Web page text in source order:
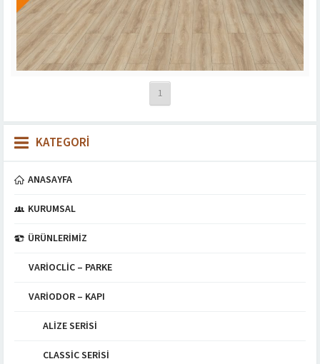
1
KATEGORİ
ANASAYFA
KURUMSAL
ÜRÜNLERIMIZ
VARIOCLIC – PARKE
VARIODOR – KAPI
ALIZE SERISI
CLASSIC SERISI